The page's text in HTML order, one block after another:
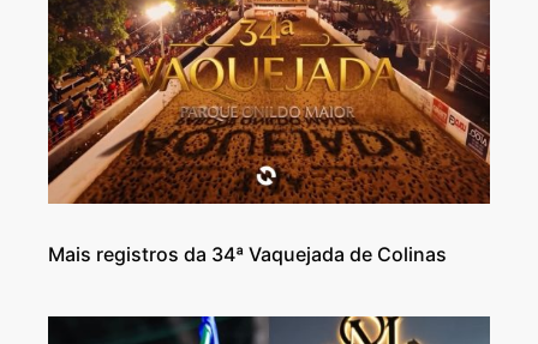
Mais registros da 34ª Vaquejada de Colinas